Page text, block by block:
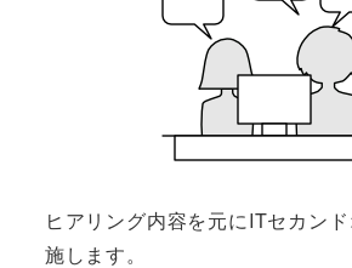
ヒアリング内容を元にITセカン
施します。